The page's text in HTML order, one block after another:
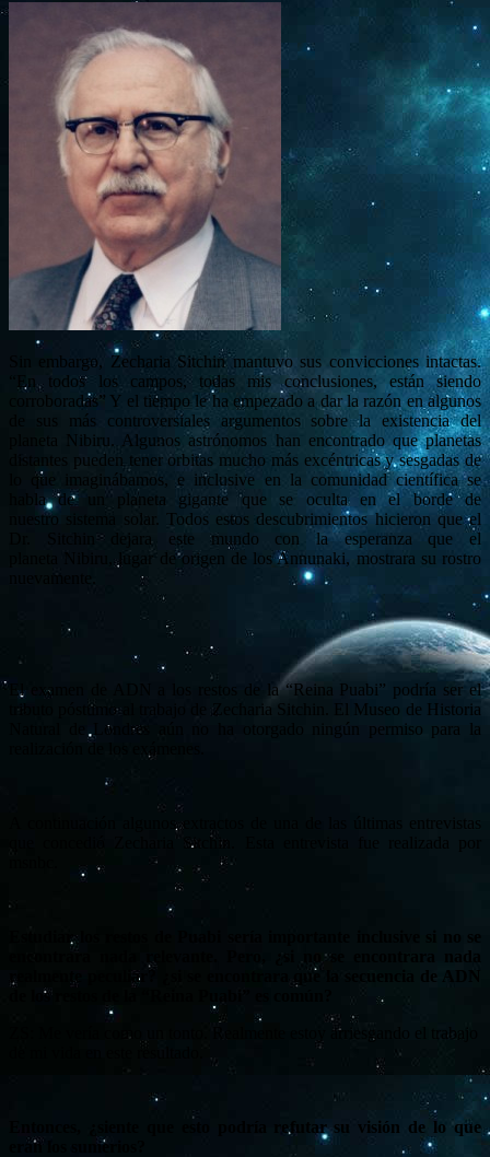
Sin embargo, Zecharia Sitchin mantuvo sus convicciones intactas.
“En todos los campos, todas mis conclusiones, están siendo
corroboradas” Y el tiempo le ha empezado a dar la razón en algunos
de sus más controversiales argumentos sobre la existencia del
planeta Nibiru. Algunos astrónomos han encontrado que planetas
distantes pueden tener orbitas mucho más excéntricas y sesgadas de
lo que imaginábamos, e inclusive en la comunidad científica se
habla de un planeta gigante que se oculta en el borde de
nuestro sistema solar. Todos estos descubrimientos hicieron que el
Dr. Sitchin dejara este mundo con la esperanza que el
planeta Nibiru, lugar de origen de los Annunaki, mostrara su rostro
nuevamente.
El examen de ADN a los restos de la “Reina Puabi” podría ser el
tributo póstumo al trabajo de Zecharia Sitchin. El Museo de Historia
Natural de Londres aún no ha otorgado ningún permiso para la
realización de los exámenes.
A continuación algunos extractos de una de las últimas entrevistas
que concedió Zecharia Sitchin. Esta entrevista fue realizada por
Estudiar los restos de Puabi sería importante inclusive si no se
encontrara nada relevante. Pero, ¿si no se encontrara nada
realmente peculiar? ¿si se encontrara que la secuencia de ADN
de los restos de la “Reina Puabi” es común?
ZS: Me vería como un tonto. Realmente estoy arriesgando el trabajo
Entonces, ¿siente que esto podría refutar su visión de lo que
eran los sumerios?